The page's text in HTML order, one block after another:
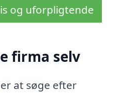
og uforpligtende
firma selv
at søge efter